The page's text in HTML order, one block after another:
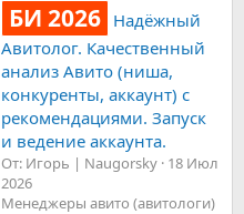
БИ 2026 Надёжный
Авитолог. Качественный
анализ Авито (ниша,
конкуренты, аккаунт) с
рекомендациями. Запуск
и ведение аккаунта.
От: Игорь | Naugorsky 18 Июл
2026
Менеджеры авито (авитологи)